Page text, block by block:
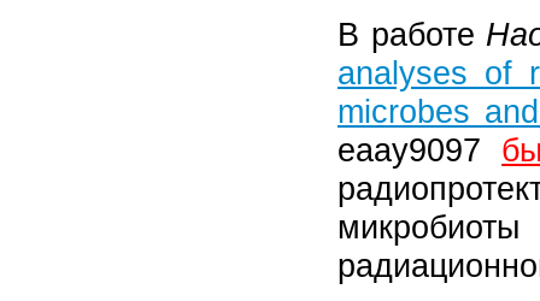
В работе
analyses of
microbes
eaay9097